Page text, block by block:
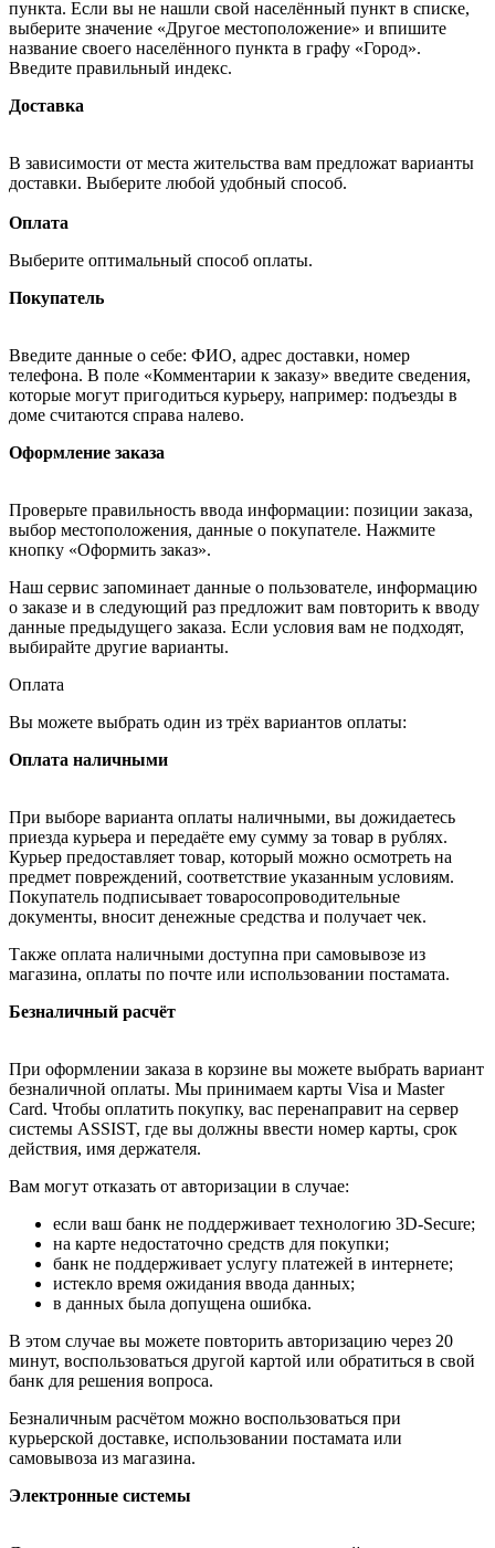
пункта. Если вы не нашли свой населённый пункт в списке,
выберите значение «Другое местоположение» и впишите
название своего населённого пункта в графу «Город».
Введите правильный индекс.
Доставка
В зависимости от места жительства вам предложат варианты
доставки. Выберите любой удобный способ.
Оплата
Выберите оптимальный способ оплаты.
Покупатель
Введите данные о себе: ФИО, адрес доставки, номер
телефона. В поле «Комментарии к заказу» введите сведения,
которые могут пригодиться курьеру, например: подъезды в
доме считаются справа налево.
Оформление заказа
Проверьте правильность ввода информации: позиции заказа,
выбор местоположения, данные о покупателе. Нажмите
кнопку «Оформить заказ».
Наш сервис запоминает данные о пользователе, информацию
о заказе и в следующий раз предложит вам повторить к вводу
данные предыдущего заказа. Если условия вам не подходят,
выбирайте другие варианты.
Оплата
Вы можете выбрать один из трёх вариантов оплаты:
Оплата наличными
При выборе варианта оплаты наличными, вы дожидаетесь
приезда курьера и передаёте ему сумму за товар в рублях.
Курьер предоставляет товар, который можно осмотреть на
предмет повреждений, соответствие указанным условиям.
Покупатель подписывает товаросопроводительные
документы, вносит денежные средства и получает чек.
Также оплата наличными доступна при самовывозе из
магазина, оплаты по почте или использовании постамата.
Безналичный расчёт
При оформлении заказа в корзине вы можете выбрать вариант
безналичной оплаты. Мы принимаем карты Visa и Master
Card. Чтобы оплатить покупку, вас перенаправит на сервер
системы ASSIST, где вы должны ввести номер карты, срок
действия, имя держателя.
Вам могут отказать от авторизации в случае:
если ваш банк не поддерживает технологию 3D-Secure;
на карте недостаточно средств для покупки;
банк не поддерживает услугу платежей в интернете;
истекло время ожидания ввода данных;
в данных была допущена ошибка.
В этом случае вы можете повторить авторизацию через 20
минут, воспользоваться другой картой или обратиться в свой
банк для решения вопроса.
Безналичным расчётом можно воспользоваться при
курьерской доставке, использовании постамата или
самовывоза из магазина.
Электронные системы